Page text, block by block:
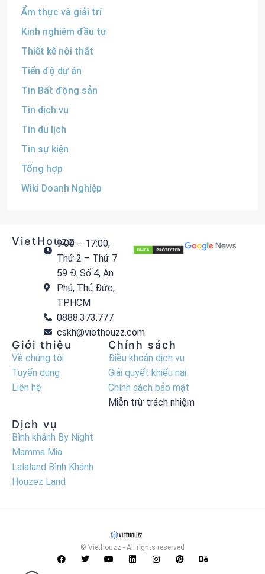
Ẩm thực và giải trí
Kinh nghiêm đầu tư
Thiết kế nội thất
Tiến độ dự án
Tin Bất động sản
Tin dịch vụ
Tin du lịch
Tin sự kiện
Tổng hợp
Wiki Doanh Nghiệp
VietHouzz9:00 – 17:00,
Thứ 2 – Thứ 7
59 Đ. Số 4, An
Phú, Thủ Đức,
TP.HCM
0888.373.777
cskh@viethouzz.com
Giới thiệu
Về chúng tôi
Tuyển dụng
Liên hệ
Chính sách
Điều khoản dịch vụ
Giải quyết khiếu nại
Chính sách bảo mật
Miễn trừ trách nhiệm
Dịch vụ
Bình khánh By Night
Mamma Mia
Lalaland Bình Khánh
Houzez Land
© Viethouzz - All rights reserved